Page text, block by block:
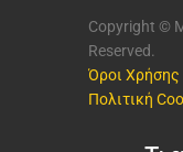
Copyright ©
Reserved.
Όροι Χρήσης
Πολιτική